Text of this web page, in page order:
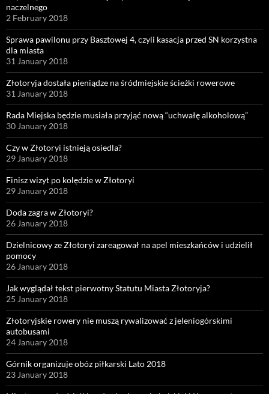
naczelnego
2 February 2018
Sprawa pawilonu przy Basztowej 4, czyli kasacja przed SN korzystna
dla miasta
31 January 2018
Złotoryja dostała pieniądze na śródmiejskie ścieżki rowerowe
31 January 2018
Rada Miejska będzie musiała przyjąć nową “uchwałę alkoholową”
30 January 2018
Czy w Złotoryi istnieją osiedla?
29 January 2018
Finisz wizyt po kolędzie w Złotoryi
29 January 2018
Doda zagra w Złotoryi?
26 January 2018
Dzielnicowy ze Złotoryi zareagował na apel mieszkańców i udzielił
pomocy
26 January 2018
Jak wyglądał tekst pierwotny Statutu Miasta Złotoryja?
25 January 2018
Złotoryjskie rowery nie muszą rywalizować z jeleniogórskimi
autobusami
24 January 2018
Górnik organizuje obóz piłkarski Lato 2018
23 January 2018